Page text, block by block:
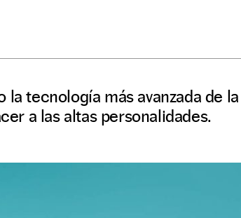
tecnología más avanzada de
a las altas personalidades.